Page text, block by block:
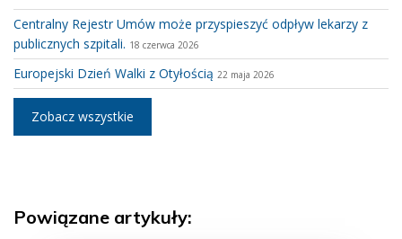
Centralny Rejestr Umów może przyspieszyć odpływ lekarzy z
publicznych szpitali. 18 czerwca 2026
Europejski Dzień Walki z Otyłością 22 maja 2026
Zobacz wszystkie
Powiązane artykuły: